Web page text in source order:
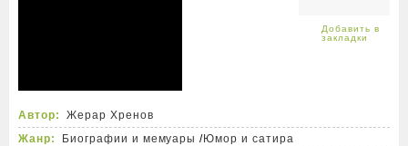
Автор:
Жерар Хренов
Жанр:
Биографии и мемуары /Юмор и сатира